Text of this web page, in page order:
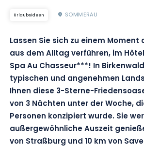
Urlaubsideen SOMMERAU
Lassen Sie sich zu einem Moment
aus dem Alltag verführen, im
Spa Au Chasseur***! In
typischen und angenehmen
Ihnen diese 3-Sterne-
von 3 Nächten unter der Woche,
Personen konzipiert wurde. Sie
außergewöhnliche Auszeit
von Straßburg und 10 km von